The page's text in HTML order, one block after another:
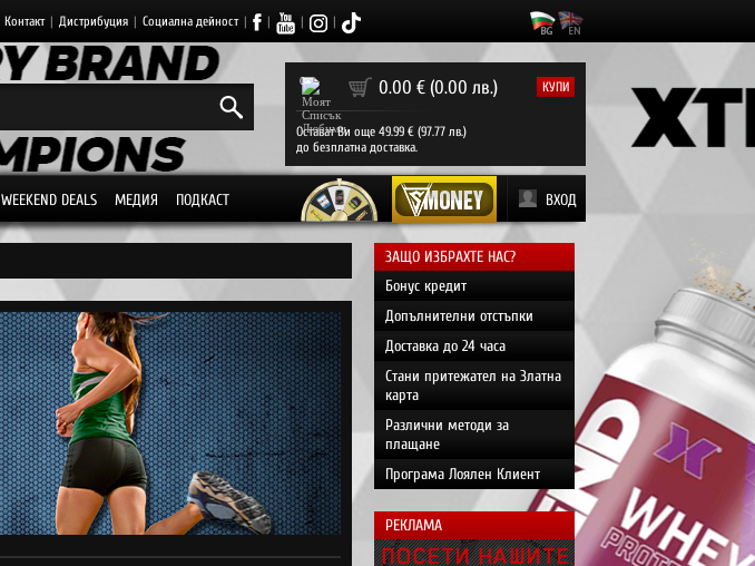
Контакт | Дистрибуция | Социална дейност | | | |
0 0.00 € (0.00 лв.) КУПИ
Остават Ви още 49.99 € (97.77 лв.)
до безплатна доставка.
WEEKEND DEALS МЕДИЯ ПОДКАСТ ВХОД
ЗАЩО ИЗБРАХТЕ НАС?
Бонус кредит
Допълнителни отстъпки
Доставка до 24 часа
Стани притежател на Златна
карта
Различни методи за
плащане
Програма Лоялен Клиент
РЕКЛАМА